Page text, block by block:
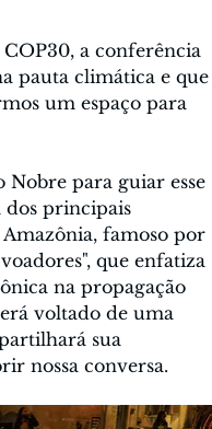
a conferência
pauta climática e que
um espaço para
para guiar esse
principais
famoso por
que enfatiza
na propagação
voltado de uma
sua
nossa conversa.